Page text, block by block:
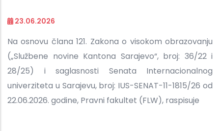
23.06.2026
Na osnovu člana 121. Zakona o visokom obrazovanju
(„Službene novine Kantona Sarajevo“, broj: 36/22 i
28/25) i saglasnosti Senata Internacionalnog
univerziteta u Sarajevu, broj: IUS-SENAT-11-1815/26 od
22.06.2026. godine, Pravni fakultet (FLW), raspisuje